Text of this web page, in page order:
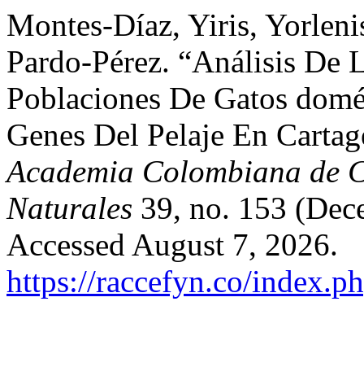
Montes-Díaz, Yiris,
Pardo-Pérez. “Análisis De
Poblaciones De Gatos
Genes Del Pelaje En
Academia Colombiana de
Naturales 39, no. 153
Accessed August 7, 2026.
https://raccefyn.co/